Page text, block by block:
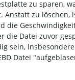
zu sparen,
Anstatt zu löschen,
die
die Datei zuvor
sein,
Datei